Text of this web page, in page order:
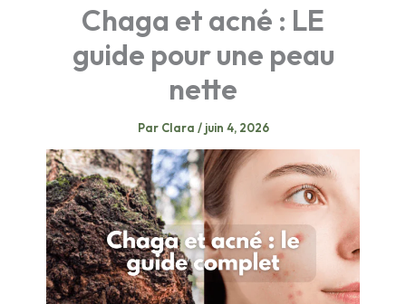
Chaga et acné : LE
guide pour une peau
nette
Par Clara / juin 4, 2026